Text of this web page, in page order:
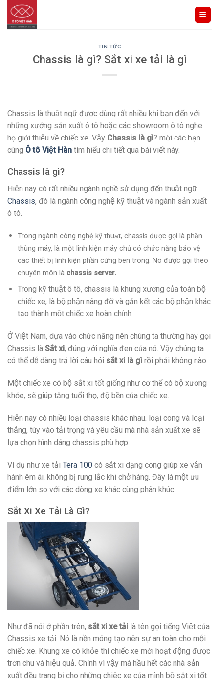
Skip
content
TIN TỨC
Chassis là gì? Sắt xi xe tải là gì
Chassis là thuật ngữ được dùng rất nhiều khi bạn đến với
những xưởng sản xuất ô tô hoặc các showroom ô tô nghe
họ giới thiệu về chiếc xe. Vậy Chassis là gì? mời các bạn
cùng Ô tô Việt Hàn tìm hiểu chi tiết qua bài viết này.
Chassis là gì?
Hiện nay có rất nhiều ngành nghề sử dụng đến thuật ngữ
Chassis, đó là ngành công nghệ kỹ thuật và ngành sản xuất
ô tô.
Trong ngành công nghệ kỹ thuật, chassis được gọi là phần
thùng máy, là một linh kiện máy chủ có chức năng bảo vệ
các thiết bị linh kiện phần cứng bên trong. Nó được gọi theo
chuyên môn là chassis server.
Trong kỹ thuật ô tô, chassis là khung xương của toàn bộ
chiếc xe, là bộ phận nâng đỡ và gắn kết các bộ phận khác
tạo thành một chiếc xe hoàn chỉnh.
Ở Việt Nam, dựa vào chức năng nên chúng ta thường hay gọi
Chassis là Sắt xi, đúng với nghĩa đen của nó. Vậy chúng ta
có thể dễ dàng trả lời câu hỏi sắt xi là gì rồi phải không nào.
Một chiếc xe có bộ sắt xi tốt giống như cơ thể có bộ xương
khỏe, sẽ giúp tăng tuổi thọ, độ bền của chiếc xe.
Hiện nay có nhiều loại chassis khác nhau, loại cong và loại
thẳng, tùy vào tải trọng và yêu cầu mà nhà sản xuất xe sẽ
lựa chọn hình dáng chassis phù hợp.
Ví dụ như xe tải Tera 100 có sắt xi dạng cong giúp xe vận
hành êm ái, không bị rung lắc khi chở hàng. Đây là một ưu
điểm lớn so với các dòng xe khác cùng phân khúc.
Sắt Xi Xe Tải Là Gì?
Như đã nói ở phần trên, sắt xi xe tải là tên gọi tiếng Việt của
Chassis xe tải. Nó là nền móng tạo nên sự an toàn cho mỗi
chiếc xe. Khung xe có khỏe thì chiếc xe mới hoạt động được
trơn chu và hiệu quả. Chính vì vậy mà hầu hết các nhà sản
xuất đều trang bị cho những chiêc xe của mình bộ sắt xi tốt